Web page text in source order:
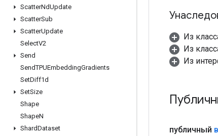
ScatterNdUpdate
ScatterSub
ScatterUpdate
SelectV2
Send
SendTPUEmbeddingGradients
SetDiff1d
SetSize
Shape
ShapeN
ShardDataset
Из
Из
Из
публичный